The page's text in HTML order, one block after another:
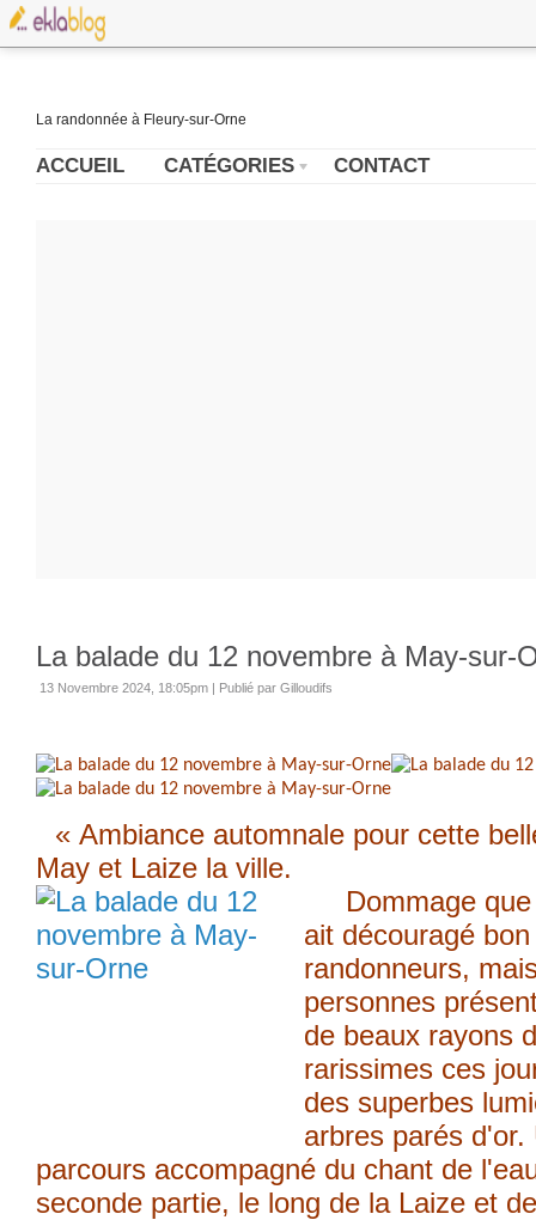
La randonnée à Fleury-sur-Orne
ACCUEIL CATÉGORIES CONTACT
La balade du 12 novembre à May-sur-
13 Novembre 2024, 18:05pm | Publié par Gilloudifs
« Ambiance automnale pour cette
May et Laize la ville.
Dommage que
ait découragé
randonneurs,
personnes
de beaux rayons
rarissimes ces
des superbes
arbres parés d'or.
parcours accompagné du chant de
seconde partie, le long de la Laize et